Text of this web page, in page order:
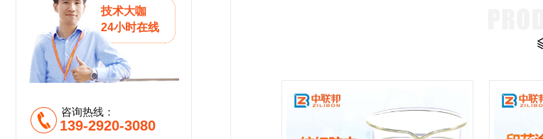
技术大咖
24小时在线
咨询热线：
139-2920-3080